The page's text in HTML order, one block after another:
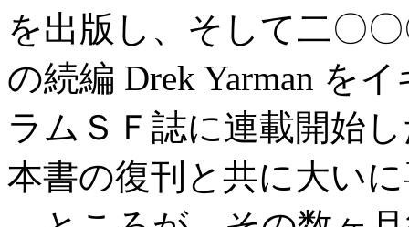
を出版し、そして二〇
の続編 Drek Yarman を
ラムＳＦ誌に連載開始
本書の復刊と共に大い